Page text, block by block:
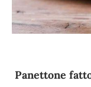
Panettone